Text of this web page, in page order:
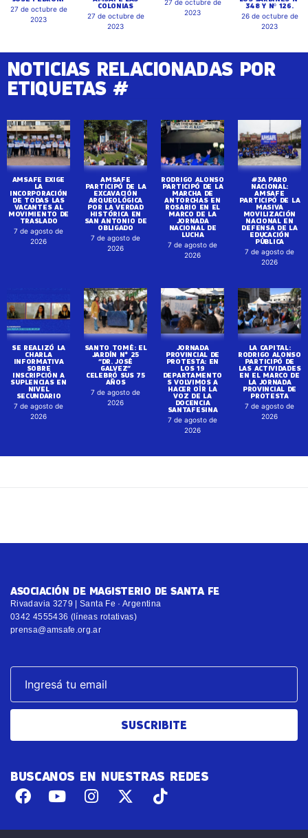
27 de octubre de
2023
COLONIAS
27 de octubre de
2023
27 de octubre de
2023
348 Y Nº 126.
26 de octubre de
2023
NOTICIAS RELACIONADAS POR
ETIQUETAS #
AMSAFE EXIGE
LA
INCORPORACIÓN
DE TODAS LAS
VACANTES AL
MOVIMIENTO DE
TRASLADO
7 de agosto de
2026
AMSAFE
PARTICIPÓ DE LA
EXCAVACIÓN
ARQUEOLÓGICA
POR LA VERDAD
HISTÓRICA EN
SAN ANTONIO DE
OBLIGADO
7 de agosto de
2026
RODRIGO ALONSO
PARTICIPÓ DE LA
MARCHA DE
ANTORCHAS EN
ROSARIO EN EL
MARCO DE LA
JORNADA
NACIONAL DE
LUCHA
7 de agosto de
2026
#3A PARO
NACIONAL:
AMSAFE
PARTICIPÓ DE LA
MASIVA
MOVILIZACIÓN
NACIONAL EN
DEFENSA DE LA
EDUCACIÓN
PÚBLICA
7 de agosto de
2026
SE REALIZÓ LA
CHARLA
INFORMATIVA
SOBRE
INSCRIPCIÓN A
SUPLENCIAS EN
NIVEL
SECUNDARIO
7 de agosto de
2026
SANTO TOMÉ: EL
JARDÍN N° 25
“DR. JOSÉ
GALVEZ”
CELEBRÓ SUS 75
AÑOS
7 de agosto de
2026
JORNADA
PROVINCIAL DE
PROTESTA: EN
LOS 19
DEPARTAMENTO
S VOLVIMOS A
HACER OÍR LA
VOZ DE LA
DOCENCIA
SANTAFESINA
7 de agosto de
2026
LA CAPITAL:
RODRIGO ALONSO
PARTICIPÓ DE
LAS ACTIVIDADES
EN EL MARCO DE
LA JORNADA
PROVINCIAL DE
PROTESTA
7 de agosto de
2026
ASOCIACIÓN DE MAGISTERIO DE SANTA FE
Rivadavia 3279 | Santa Fe · Argentina
0342 4555436 (líneas rotativas)
prensa@amsafe.org.ar
SUSCRIBITE
BUSCANOS EN NUESTRAS REDES